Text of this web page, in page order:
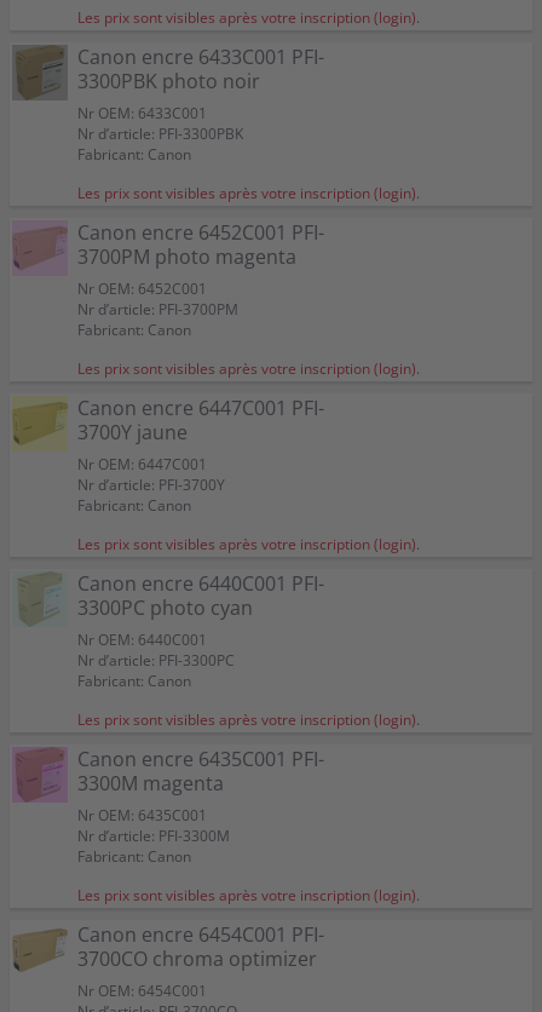
Les prix sont visibles après votre inscription (login).
Canon encre 6433C001 PFI-
3300PBK photo noir
Nr OEM: 6433C001
Nr d’article: PFI-3300PBK
Fabricant: Canon
Les prix sont visibles après votre inscription (login).
Canon encre 6452C001 PFI-
3700PM photo magenta
Nr OEM: 6452C001
Nr d’article: PFI-3700PM
Fabricant: Canon
Les prix sont visibles après votre inscription (login).
Canon encre 6447C001 PFI-
3700Y jaune
Nr OEM: 6447C001
Nr d’article: PFI-3700Y
Fabricant: Canon
Les prix sont visibles après votre inscription (login).
Canon encre 6440C001 PFI-
3300PC photo cyan
Nr OEM: 6440C001
Nr d’article: PFI-3300PC
Fabricant: Canon
Les prix sont visibles après votre inscription (login).
Canon encre 6435C001 PFI-
3300M magenta
Nr OEM: 6435C001
Nr d’article: PFI-3300M
Fabricant: Canon
Les prix sont visibles après votre inscription (login).
Canon encre 6454C001 PFI-
3700CO chroma optimizer
Nr OEM: 6454C001